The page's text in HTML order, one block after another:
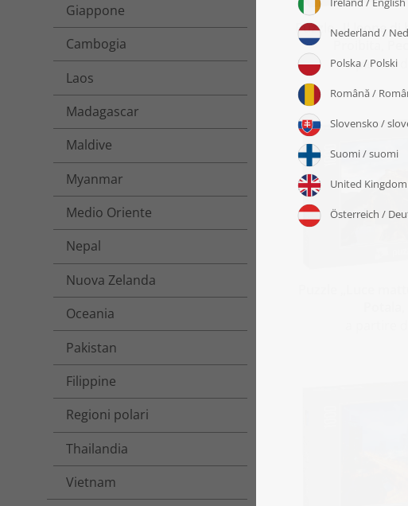
Giappone
Cambogia
Laos
Madagascar
Maldive
Myanmar
Medio Oriente
Nepal
Nuova Zelanda
Oceania
Pakistan
Filippine
Regioni polari
Thailandia
Vietnam
Puzzle „Il leone di
a partire